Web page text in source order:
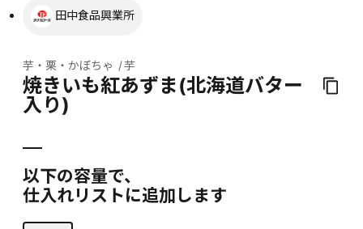
田中食品興業所
芋・栗・かぼちゃ 芋
焼きいも紅あずま(北海道バター
入り)
以下の容量で、
仕入れリストに追加します